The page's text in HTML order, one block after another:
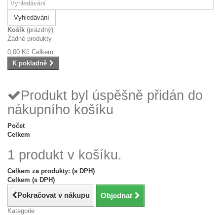
Vyhledávání
Košík (prázdný)
Žádné produkty
0,00 Kč Celkem
K pokladně
Produkt byl úspěšně přidán do
nákupního košíku
Počet
Celkem
1 produkt v košíku.
Celkem za produkty: (s DPH)
Celkem (s DPH)
Pokračovat v nákupu Objednat
Kategorie